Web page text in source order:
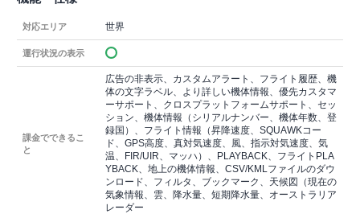
対応エリア 世界
運行状況の表示
課金でできるこ
と
広告の非表示、カスタムアラート、フライト履歴、機
体の文字ラベル、より詳しい機体情報、優先カスタマ
ーサポート、クロスプラットフォームサポート、セッ
ション、機体情報（シリアルナンバー、機体年数、登
録国）、フライト情報（昇降速度、SQUAWKコー
ド、GPS高度、真対気速度、風、指示対気速度、気
温、FIR/UIR、マッハ）、PLAYBACK、フライトPLA
YBACK、地上の機体情報、CSV/KMLファイルのダウ
ンロード、フィルタ、ブックマーク、天候図（現在の
気象情報、雲、降水量、短期降水量、オーストラリア
レーダー